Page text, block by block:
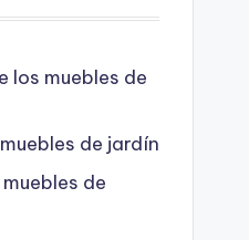
los muebles de
de jardín
de